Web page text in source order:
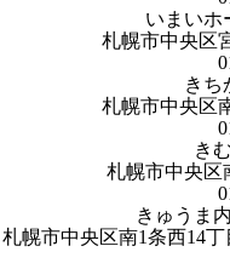
いまいホ
札幌市中央区
きち
札幌市中央区
き
札幌市中央区
きゅうま
札幌市中央区南1条西14